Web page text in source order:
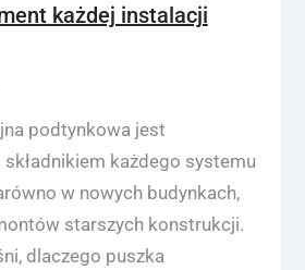
każdej instalacji
podtynkowa jest
każdego systemu
w nowych budynkach,
starszych konstrukcji.
dlaczego puszka